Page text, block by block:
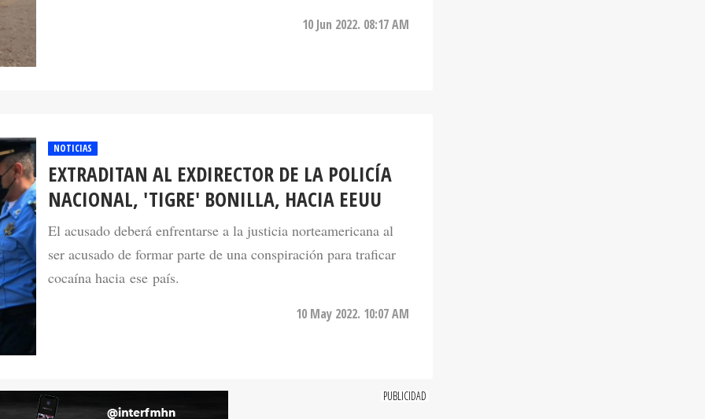
10 Jun 2022. 08:17 AM
NOTICIAS
EXTRADITAN AL EXDIRECTOR DE LA POLICÍA
NACIONAL, 'TIGRE' BONILLA, HACIA EEUU
El acusado deberá enfrentarse a la justicia norteamericana al
ser acusado de formar parte de una conspiración para traficar
cocaína hacia ese país.
10 May 2022. 10:07 AM